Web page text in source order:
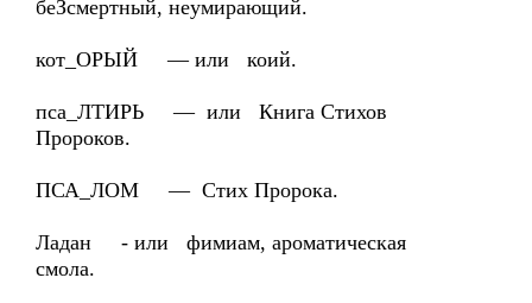
беЗсмертный, неумирающий.
кот_ОРЫЙ — или коий.
пса_ЛТИРЬ — или Книга Стихов
Пророков.
ПСА_ЛОМ — Стих Пророка.
Ладан - или фимиам, ароматическая
смола.